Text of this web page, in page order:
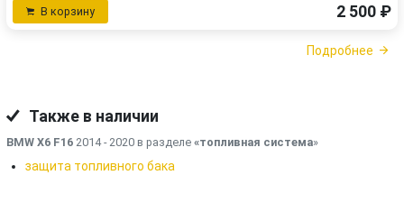
В корзину 2 500 ₽
Подробнее
Также в наличии
BMW X6 F16 2014 - 2020 в разделе «топливная система»
защита топливного бака